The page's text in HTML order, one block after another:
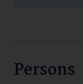
Persons